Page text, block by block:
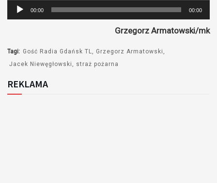
Odtwarzacz
plików
00:00 00:00
Grzegorz Armatowski/mk
Tagi: Gość Radia Gdańsk TL
Grzegorz Armatowski
Jacek Niewęgłowski
straż pożarna
REKLAMA